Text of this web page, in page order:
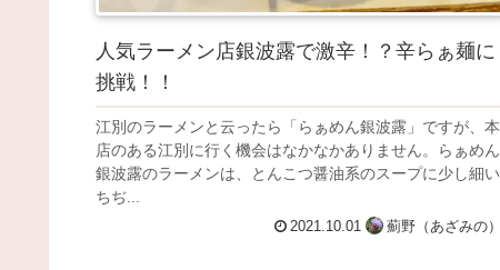
人気ラーメン店銀波露で激辛！？辛らぁ麺に
挑戦！！
江別のラーメンと云ったら「らぁめん銀波露」ですが、本
店のある江別に行く機会はなかなかありません。らぁめん
銀波露のラーメンは、とんこつ醤油系のスープに少し細い
ちぢ...
2021.10.01 薊野（あざみの）